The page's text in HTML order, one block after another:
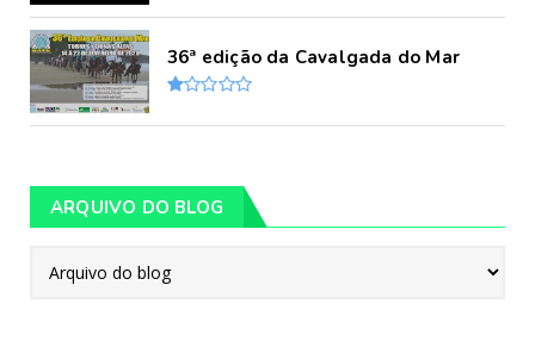
36ª edição da Cavalgada do Mar
ARQUIVO DO BLOG